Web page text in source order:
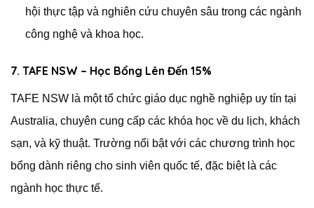
hội thực tập và nghiên cứu chuyên sâu trong các ngành
công nghệ và khoa học.
7. TAFE NSW – Học Bổng Lên Đến 15%
TAFE NSW là một tổ chức giáo dục nghề nghiệp uy tín tại
Australia, chuyên cung cấp các khóa học về du lịch, khách
sạn, và kỹ thuật. Trường nổi bật với các chương trình học
bổng dành riêng cho sinh viên quốc tế, đặc biệt là các
ngành học thực tế.